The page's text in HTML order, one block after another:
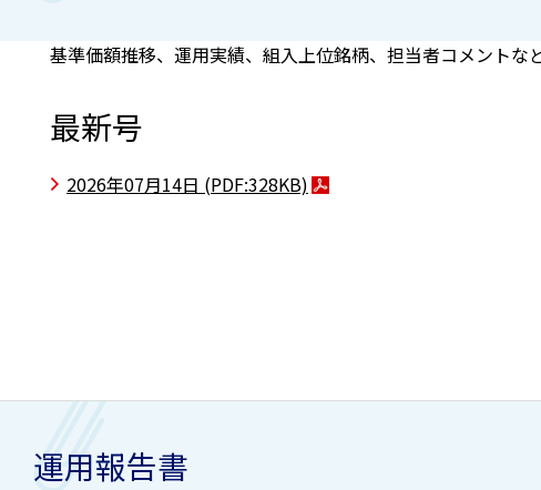
基準価額推移、運用実績、組入上位銘柄、担当者コメントな
最新号
2026年07月14日 (PDF:328KB)
運用報告書